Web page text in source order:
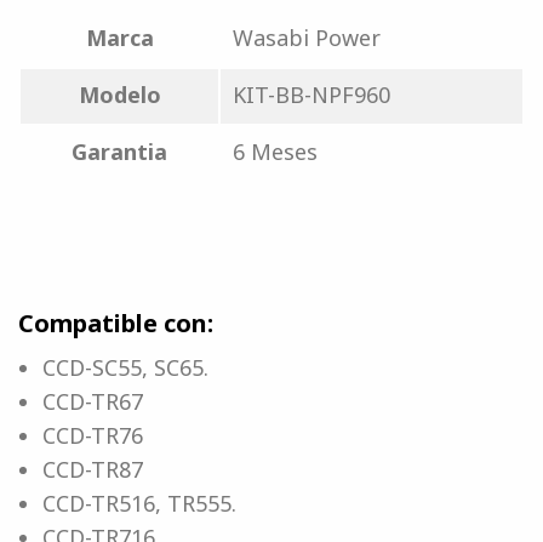
Marca
Wasabi Power
Modelo
KIT-BB-NPF960
Garantia
6 Meses
Compatible con:
CCD-SC55, SC65.
CCD-TR67
CCD-TR76
CCD-TR87
CCD-TR516, TR555.